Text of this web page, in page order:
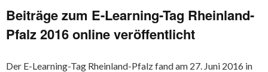
Beiträge zum E-Learning-Tag Rheinland-
Pfalz 2016 online veröffentlicht
Der E-Learning-Tag Rheinland-Pfalz fand am 27. Juni 2016 in